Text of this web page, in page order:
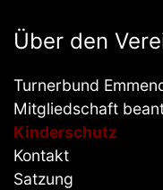
Über den
Turnerbund
Mitgliedschaft
Kinderschutz
Kontakt
Satzung